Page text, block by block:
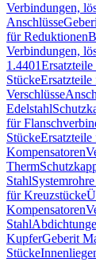
Verbindungen,
Anschlüsse
für Reduktionen
Verbindungen,
1.4401
Stücke
Verschlüsse
Edelstahl
für
Stücke
Kompensatoren
Therm
Stahl
für Kreuzstücke
Kompensatoren
Stahl
KupferGeberit
Stücke